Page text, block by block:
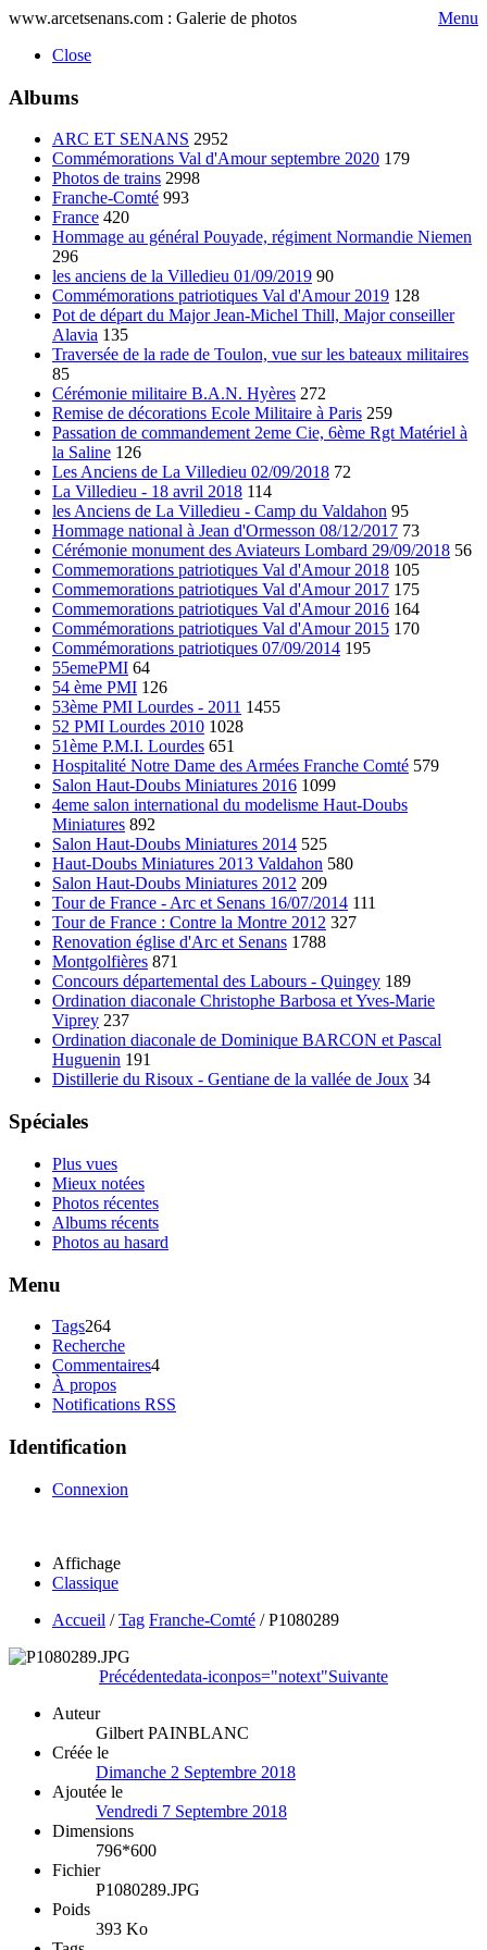
www.arcetsenans.com : Galerie de photos
Menu
Close
Albums
ARC ET SENANS 2952
Commémorations Val d'Amour septembre 2020 179
Photos de trains 2998
Franche-Comté 993
France 420
Hommage au général Pouyade, régiment Normandie Niemen
296
les anciens de la Villedieu 01/09/2019 90
Commémorations patriotiques Val d'Amour 2019 128
Pot de départ du Major Jean-Michel Thill, Major conseiller
Alavia 135
Traversée de la rade de Toulon, vue sur les bateaux militaires
85
Cérémonie militaire B.A.N. Hyères 272
Remise de décorations Ecole Militaire à Paris 259
Passation de commandement 2eme Cie, 6ème Rgt Matériel à
la Saline 126
Les Anciens de La Villedieu 02/09/2018 72
La Villedieu - 18 avril 2018 114
les Anciens de La Villedieu - Camp du Valdahon 95
Hommage national à Jean d'Ormesson 08/12/2017 73
Cérémonie monument des Aviateurs Lombard 29/09/2018 56
Commemorations patriotiques Val d'Amour 2018 105
Commemorations patriotiques Val d'Amour 2017 175
Commemorations patriotiques Val d'Amour 2016 164
Commémorations patriotiques Val d'Amour 2015 170
Commémorations patriotiques 07/09/2014 195
55emePMI 64
54 ème PMI 126
53ème PMI Lourdes - 2011 1455
52 PMI Lourdes 2010 1028
51ème P.M.I. Lourdes 651
Hospitalité Notre Dame des Armées Franche Comté 579
Salon Haut-Doubs Miniatures 2016 1099
4eme salon international du modelisme Haut-Doubs
Miniatures 892
Salon Haut-Doubs Miniatures 2014 525
Haut-Doubs Miniatures 2013 Valdahon 580
Salon Haut-Doubs Miniatures 2012 209
Tour de France - Arc et Senans 16/07/2014 111
Tour de France : Contre la Montre 2012 327
Renovation église d'Arc et Senans 1788
Montgolfières 871
Concours départemental des Labours - Quingey 189
Ordination diaconale Christophe Barbosa et Yves-Marie
Viprey 237
Ordination diaconale de Dominique BARCON et Pascal
Huguenin 191
Distillerie du Risoux - Gentiane de la vallée de Joux 34
Spéciales
Plus vues
Mieux notées
Photos récentes
Albums récents
Photos au hasard
Menu
Tags264
Recherche
Commentaires4
À propos
Notifications RSS
Identification
Connexion
Affichage
Classique
Accueil /Tag Franche-Comté /P1080289
Précédentedata-iconpos="notext"Suivante
Auteur
Gilbert PAINBLANC
Créée le
Dimanche 2 Septembre 2018
Ajoutée le
Vendredi 7 Septembre 2018
Dimensions
796*600
Fichier
P1080289.JPG
Poids
393 Ko